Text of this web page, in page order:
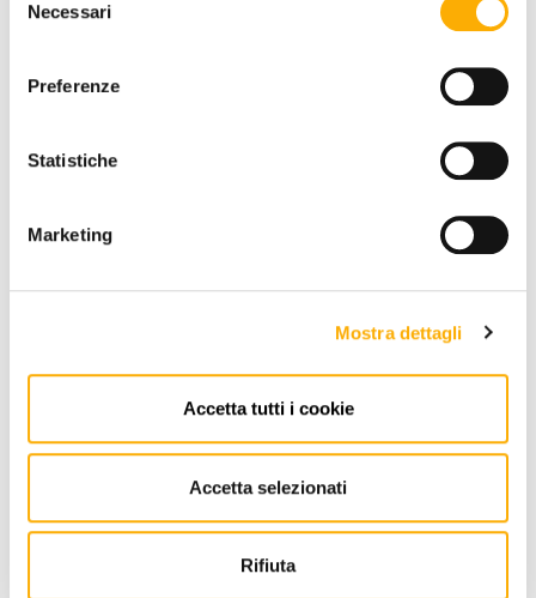
delNecessari
Preferenze
Statistiche
Marketing
Mostra dettagli
Accetta tutti i cookie
Accetta selezionati
Rifiuta
BRAND
CONTATTI
Via Pordenone, 1 - Poincicco Di
Zoppola 33080 (PN) - Italia